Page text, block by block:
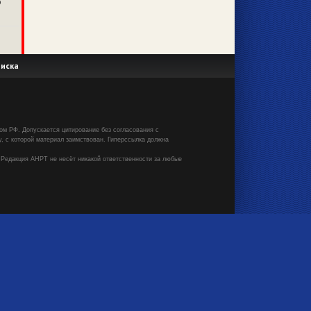
РФ. Допускается цитирование без согласования с
которой материал заимствован. Гиперссылка должна
АНРТ не несёт никакой ответственности за любые